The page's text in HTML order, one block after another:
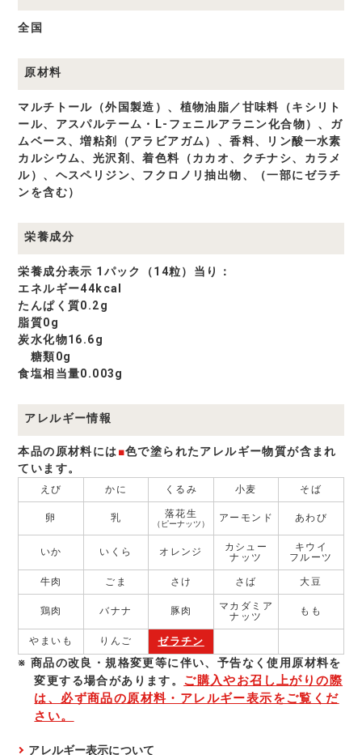
全国
原材料
マルチトール（外国製造）、植物油脂／甘味料（キシリト
ール、アスパルテーム・L-フェニルアラニン化合物）、ガ
ムベース、増粘剤（アラビアガム）、香料、リン酸一水素
カルシウム、光沢剤、着色料（カカオ、クチナシ、カラメ
ル）、ヘスペリジン、フクロノリ抽出物、（一部にゼラチ
ンを含む）
栄養成分
栄養成分表示 1パック（14粒）当り：
エネルギー44kcal
たんぱく質0.2g
脂質0g
炭水化物16.6g
糖類0g
食塩相当量0.003g
アレルギー情報
本品の原材料には■色で塗られたアレルギー物質が含まれ
ています。
えび かに くるみ 小麦 そば
卵 乳 落花生
（ピーナッツ） アーモンド あわび
いか いくら オレンジ
カシュー
ナッツ
キウイ
フルーツ
牛肉 ごま さけ さば 大豆
鶏肉 バナナ 豚肉
マカダミア
ナッツ
もも
やまいも りんご ゼラチン
商品の改良・規格変更等に伴い、予告なく使⽤原材料を
変更する場合があります。 ご購入やお召し上がりの際
は、必ず商品の原材料・アレルギー表示をご覧くだ
さい。
アレルギー表示について